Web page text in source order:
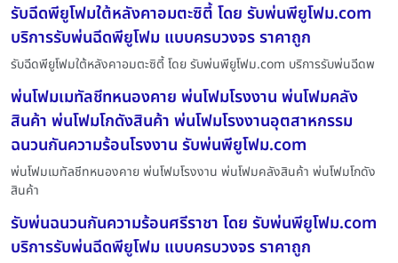
รับฉีดพียูโฟมใต้หลังคาอมตะซิตี้ โดย รับพ่นพียูโฟม.com
บริการรับพ่นฉีดพียูโฟม แบบครบวงจร ราคาถูก
รับฉีดพียูโฟมใต้หลังคาอมตะซิตี้ โดย รับพ่นพียูโฟม.com บริการรับพ่นฉีดพ
พ่นโฟมเมทัลชีทหนองคาย พ่นโฟมโรงงาน พ่นโฟมคลัง
สินค้า พ่นโฟมโกดังสินค้า พ่นโฟมโรงงานอุตสาหกรรม
ฉนวนกันความร้อนโรงงาน รับพ่นพียูโฟม.com
พ่นโฟมเมทัลชีทหนองคาย พ่นโฟมโรงงาน พ่นโฟมคลังสินค้า พ่นโฟมโกดัง
สินค้า
รับพ่นฉนวนกันความร้อนศรีราชา โดย รับพ่นพียูโฟม.com
บริการรับพ่นฉีดพียูโฟม แบบครบวงจร ราคาถูก